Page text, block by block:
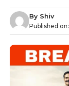
By Shiv
Published on: